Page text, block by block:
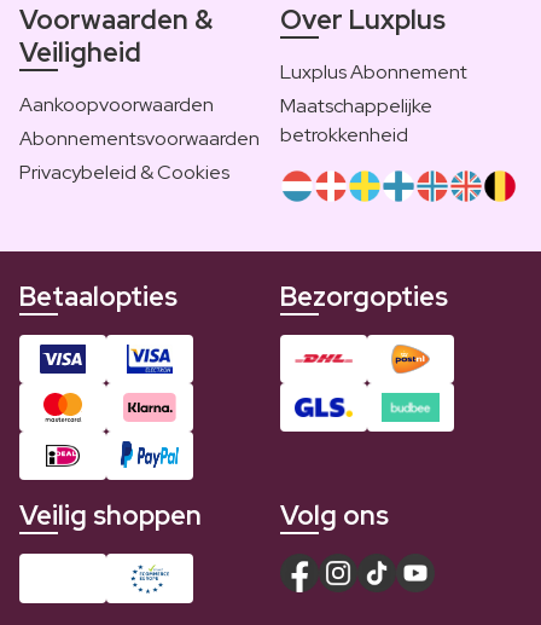
Voorwaarden &
Veiligheid
Aankoopvoorwaarden
Abonnementsvoorwaarden
Privacybeleid & Cookies
Over Luxplus
Luxplus Abonnement
Maatschappelijke
betrokkenheid
Betaalopties Bezorgopties
Veilig shoppen Volg ons